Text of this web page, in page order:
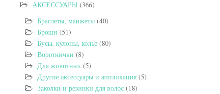
АКСЕССУАРЫ (366)
Браслеты, манжеты (40)
Броши (51)
Бусы, кулоны, колье (80)
Воротнички (8)
Для животных (5)
Другие аксессуары и аппликация (5)
Заколки и резинки для волос (18)